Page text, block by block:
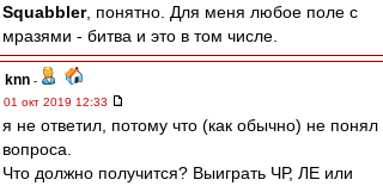
Squabbler, понятно. Для меня любое поле с
мразями - битва и это в том числе.
knn -
01 окт 2019 12:33
я не ответил, потому что (как обычно) не понял
вопроса.
Что должно получится? Выиграть ЧР, ЛЕ или